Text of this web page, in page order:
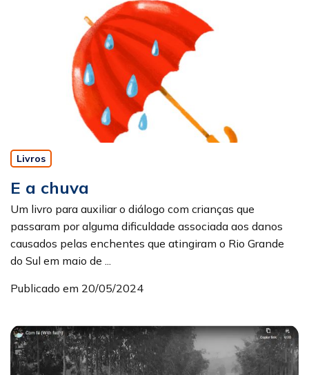
Livros
E a chuva
Um livro para auxiliar o diálogo com crianças que
passaram por alguma dificuldade associada aos danos
causados pelas enchentes que atingiram o Rio Grande
do Sul em maio de ...
Publicado em 20/05/2024